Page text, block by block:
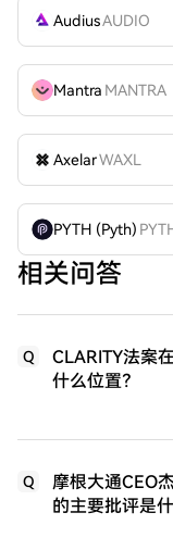
AudiusAUDIO
Mantra MANTRA
AxelarWAXL
PYTH (Pyth)
相关问答
Q
CLARITY法案
什么位置？
Q
摩根大通CEO
的主要批评是什